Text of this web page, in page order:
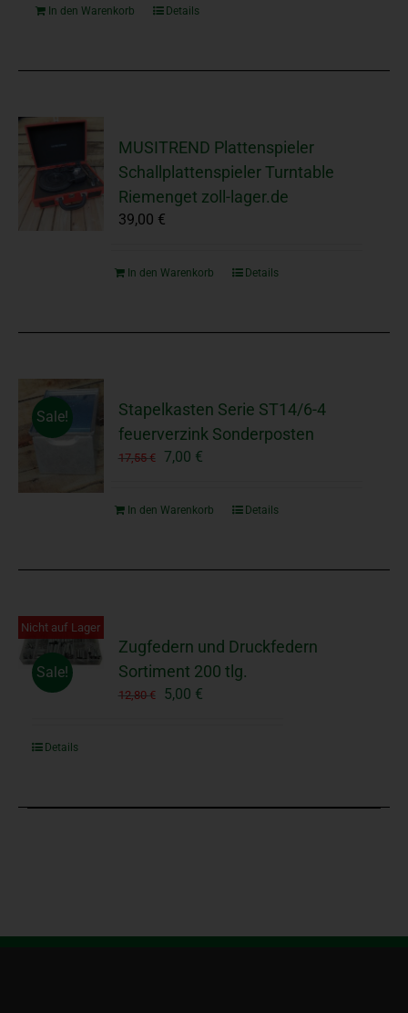
In den Warenkorb Details
MUSITREND Plattenspieler
Schallplattenspieler Turntable
Riemenget zoll-lager.de
39,00 €
In den Warenkorb Details
Sale!
Stapelkasten Serie ST14/6-4
feuerverzink Sonderposten
17,55€
Ursprünglicher
7,00 €Aktueller
In den Warenkorb Details
Nicht auf Lager
Sale!
Zugfedern und Druckfedern
Sortiment 200 tlg.
12,80€
Ursprünglicher
5,00 €Aktueller
Details